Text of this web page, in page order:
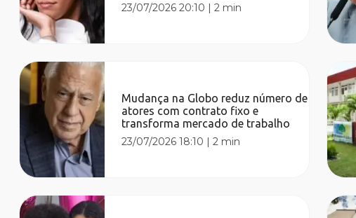
23/07/2026 20:10 |2 min
Mudança na Globo reduz número de
atores com contrato fixo e
transforma mercado de trabalho
23/07/2026 18:10 |2 min